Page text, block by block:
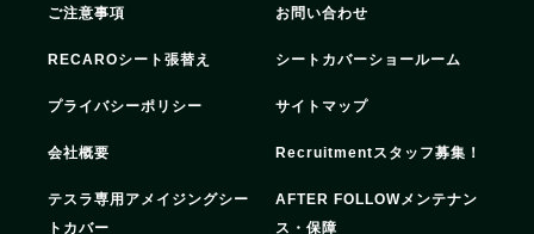
ご注意事項 お問い合わせ
RECAROシート張替え シートカバーショールーム
プライバシーポリシー サイトマップ
会社概要 Recruitmentスタッフ募集！
テスラ専用アメイジングシー
トカバー
AFTER FOLLOWメンテナン
ス・保障